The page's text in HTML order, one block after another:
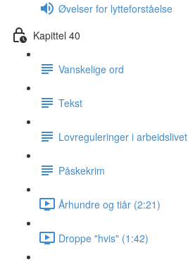
Øvelser for lytteforståelse
Kapittel 40
Vanskelige ord
Tekst
Lovreguleringer i arbeidslivet
Påskekrim
Århundre og tiår (2:21)
Droppe "hvis" (1:42)